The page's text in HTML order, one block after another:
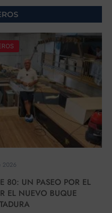
2026
80: UN PASEO POR EL
EL NUEVO BUQUE